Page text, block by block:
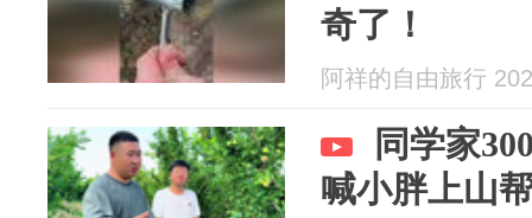
奇了！
阿祥的自由旅行
同学家
喊小胖上山